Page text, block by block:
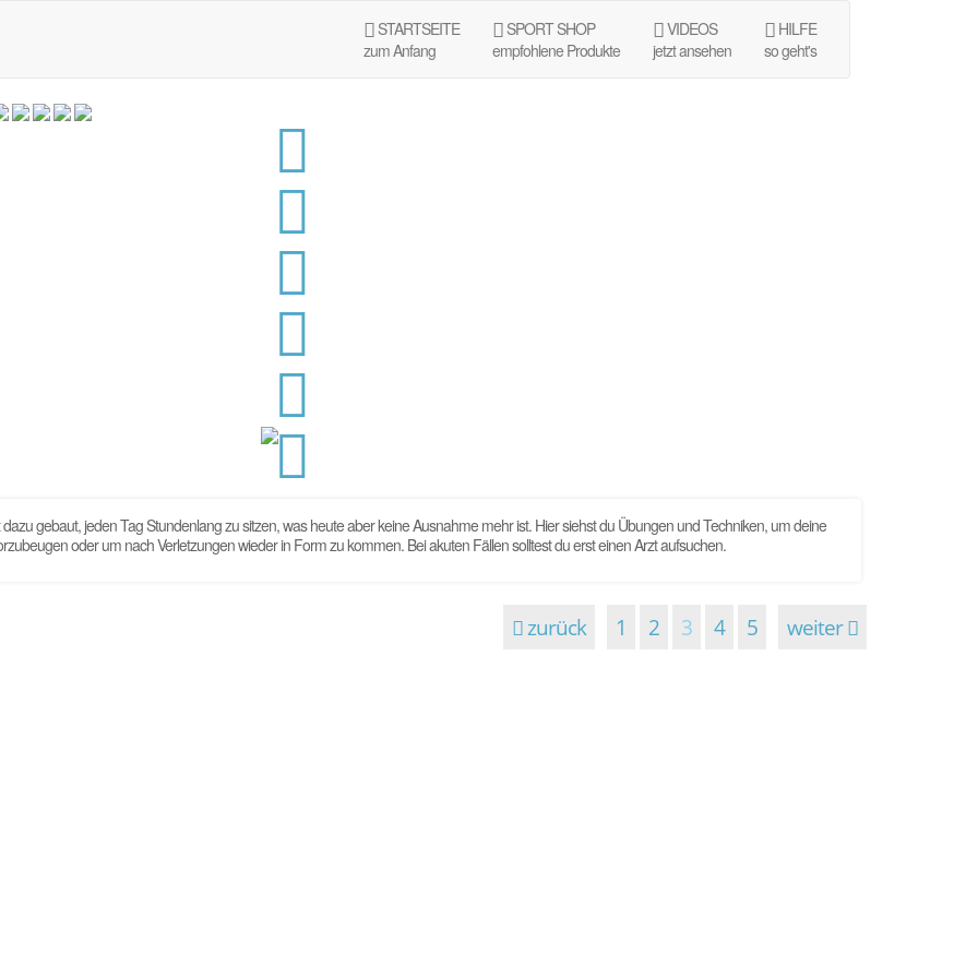
STARTSEITE
zum Anfang
SPORT SHOP
empfohlene Produkte
VIDEOS
jetzt ansehen
HILFE
so geht's
gebaut, jeden Tag Stundenlang zu sitzen, was heute aber keine Ausnahme mehr ist. Hier siehst du Übungen und Techniken, um deine
oder um nach Verletzungen wieder in Form zu kommen. Bei akuten Fällen solltest du erst einen Arzt aufsuchen.
zurück 1 2 3 4 5 weiter